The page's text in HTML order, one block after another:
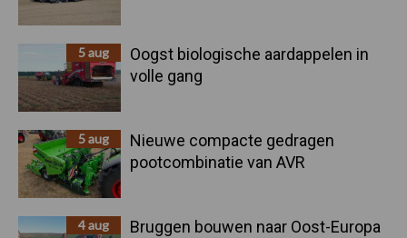
5 aug
Oogst biologische aardappelen in
volle gang
5 aug
Nieuwe compacte gedragen
pootcombinatie van AVR
4 aug Bruggen bouwen naar Oost-Europa